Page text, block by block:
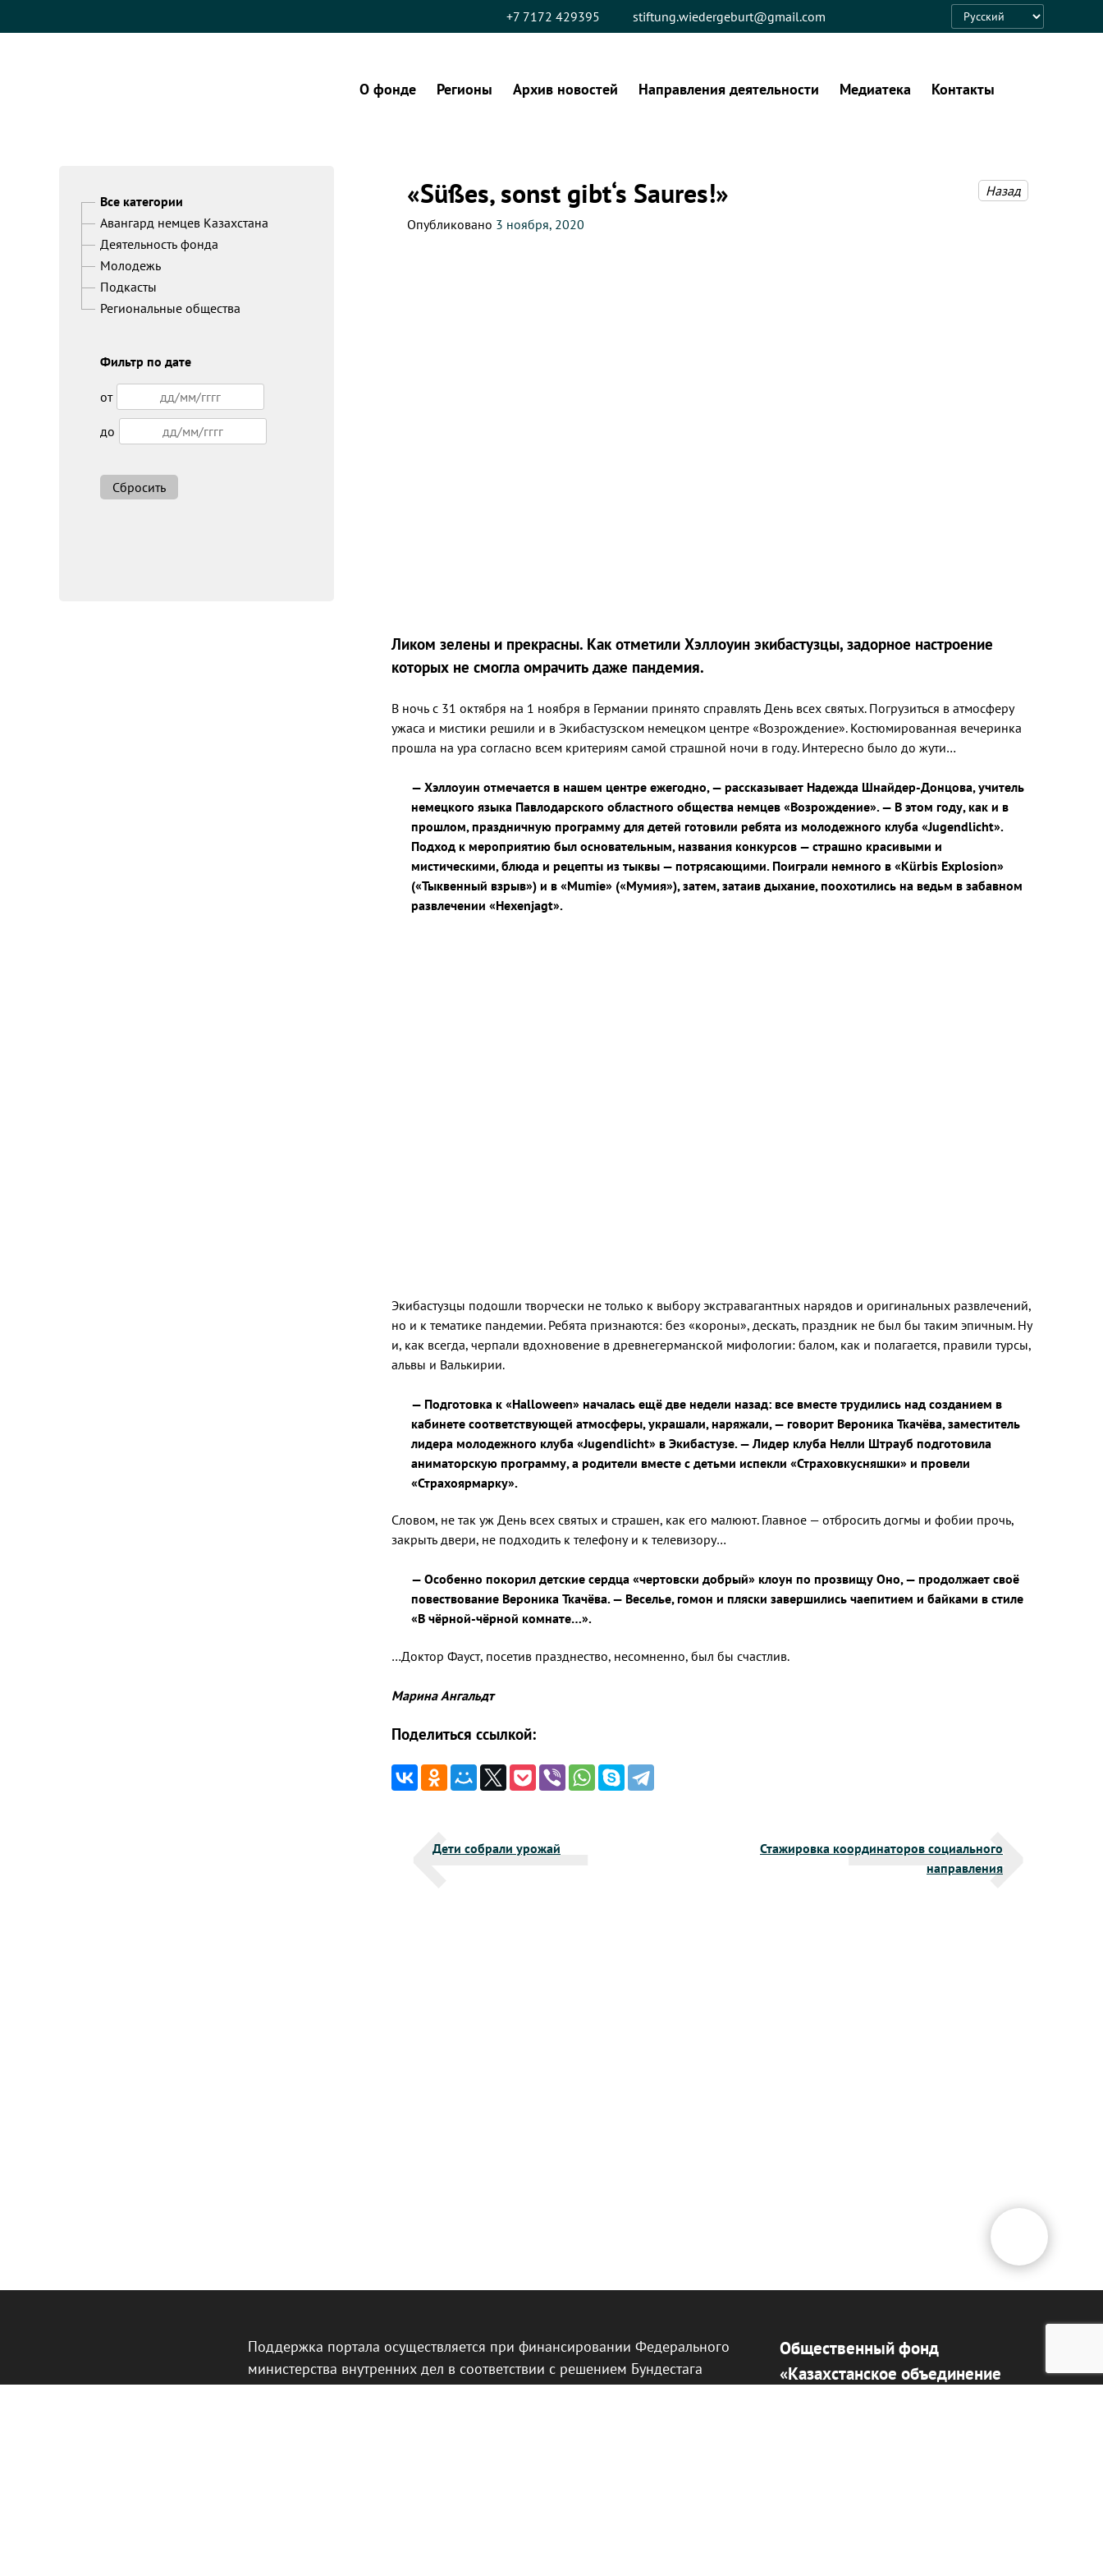
+7 7172 429395 stiftung.wiedergeburt@gmail.com
Language
О фонде Регионы Архив новостей Направления деятельности Медиатека Контакты
«Süßes, sonst gibt‘s Saures!» Назад
Опубликовано 3 ноября, 2020
Ликом зелены и прекрасны. Как отметили Хэллоуин экибастузцы, задорное настроение
которых не смогла омрачить даже пандемия.
В ночь с 31 октября на 1 ноября в Германии принято справлять День всех святых. Погрузиться в атмосферу
ужаса и мистики решили и в Экибастузском немецком центре «Возрождение». Костюмированная вечеринка
прошла на ура согласно всем критериям самой страшной ночи в году. Интересно было до жути…
— Хэллоуин отмечается в нашем центре ежегодно, — рассказывает Надежда Шнайдер-Донцова, учитель
немецкого языка Павлодарского областного общества немцев «Возрождение». — В этом году, как и в
прошлом, праздничную программу для детей готовили ребята из молодежного клуба «Jugendlicht».
Подход к мероприятию был основательным, названия конкурсов — страшно красивыми и
мистическими, блюда и рецепты из тыквы — потрясающими. Поиграли немного в «Kürbis Explosion»
(«Тыквенный взрыв») и в «Mumie» («Мумия»), затем, затаив дыхание, поохотились на ведьм в забавном
развлечении «Hexenjagt».
Экибастузцы подошли творчески не только к выбору экстравагантных нарядов и оригинальных развлечений,
но и к тематике пандемии. Ребята признаются: без «короны», дескать, праздник не был бы таким эпичным. Ну
и, как всегда, черпали вдохновение в древнегерманской мифологии: балом, как и полагается, правили турсы,
альвы и Валькирии.
— Подготовка к «Halloween» началась ещё две недели назад: все вместе трудились над созданием в
кабинете соответствующей атмосферы, украшали, наряжали, — говорит Вероника Ткачёва, заместитель
лидера молодежного клуба «Jugendlicht» в Экибастузе. — Лидер клуба Нелли Штрауб подготовила
аниматорскую программу, а родители вместе с детьми испекли «Страховкусняшки» и провели
«Страхоярмарку».
Словом, не так уж День всех святых и страшен, как его малюют. Главное — отбросить догмы и фобии прочь,
закрыть двери, не подходить к телефону и к телевизору…
— Особенно покорил детские сердца «чертовски добрый» клоун по прозвищу Оно, — продолжает своё
повествование Вероника Ткачёва. — Веселье, гомон и пляски завершились чаепитием и байками в стиле
«В чёрной-чёрной комнате…».
…Доктор Фауст, посетив празднество, несомненно, был бы счастлив.
Марина Ангальдт
Поделиться ссылкой:
Дети собрали урожай
Стажировка координаторов социального
направления
Все категории
Авангард немцев Казахстана
Деятельность фонда
Молодежь
Подкасты
Региональные общества
Фильтр по дате
от
до
Сбросить
Поддержка портала осуществляется при финансировании Федерального
министерства внутренних дел в соответствии с решением Бундестага
Германии.
Общественный фонд
«Казахстанское объединение